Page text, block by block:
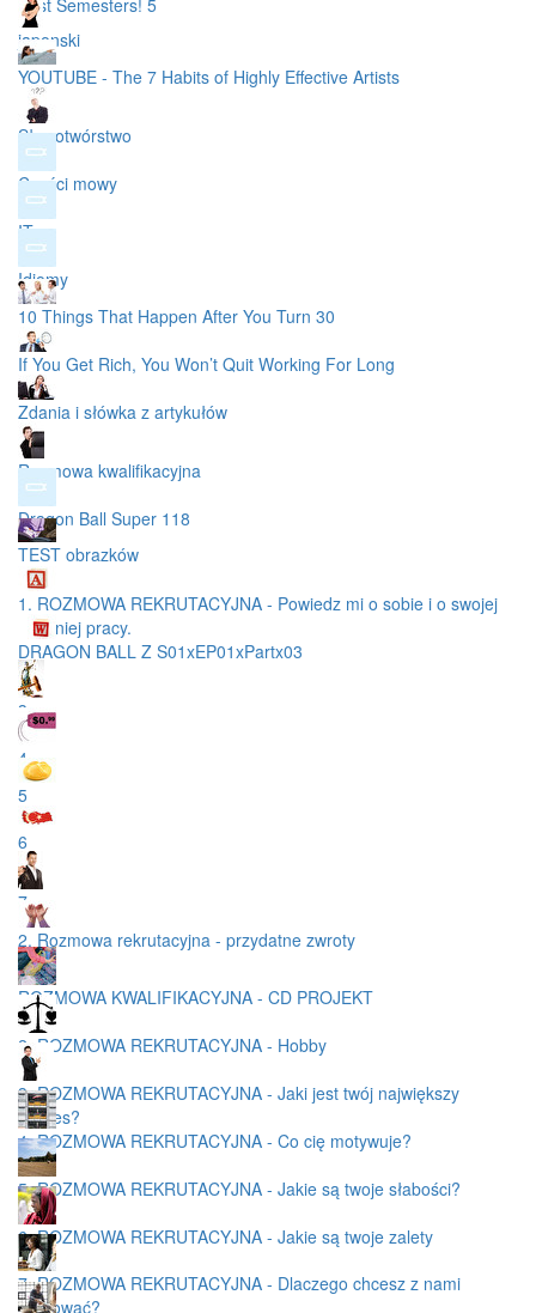
japonski
YOUTUBE - The 7 Habits of Highly Effective Artists
Słowotwórstwo
Części mowy
IT
Idiomy
10 Things That Happen After You Turn 30
If You Get Rich, You Won’t Quit Working For Long
Zdania i słówka z artykułów
Rozmowa kwalifikacyjna
Dragon Ball Super 118
TEST obrazków
1. ROZMOWA REKRUTACYJNA - Powiedz mi o sobie i o swojej
ostatniej pracy.
DRAGON BALL Z S01xEP01xPartx03
3
4
5
6
7
2. Rozmowa rekrutacyjna - przydatne zwroty
ROZMOWA KWALIFIKACYJNA - CD PROJEKT
2. ROZMOWA REKRUTACYJNA - Hobby
3. ROZMOWA REKRUTACYJNA - Jaki jest twój największy
sukces?
4. ROZMOWA REKRUTACYJNA - Co cię motywuje?
5. ROZMOWA REKRUTACYJNA - Jakie są twoje słabości?
6. ROZMOWA REKRUTACYJNA - Jakie są twoje zalety
7. ROZMOWA REKRUTACYJNA - Dlaczego chcesz z nami
pracować?